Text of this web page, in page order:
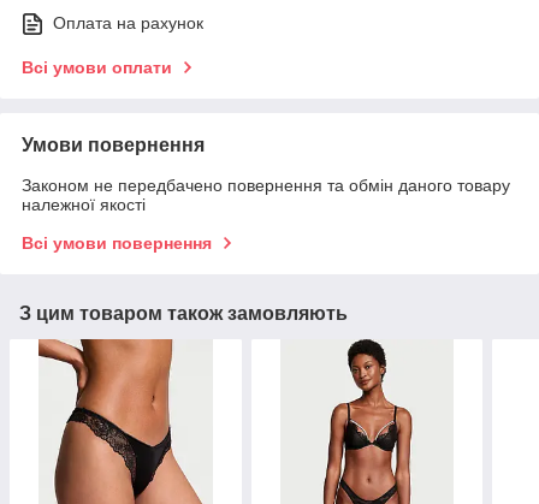
Оплата на рахунок
Всі умови оплати
Умови повернення
Законом не передбачено повернення та обмін даного товару
належної якості
Всі умови повернення
З цим товаром також замовляють